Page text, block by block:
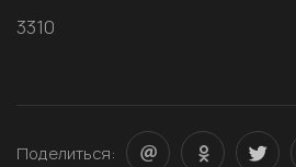
3310
Поделиться: